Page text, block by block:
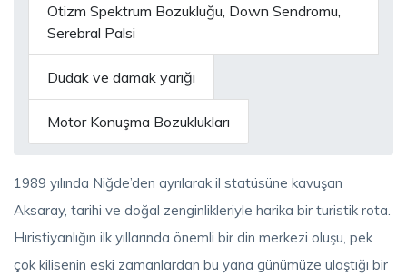
Otizm Spektrum Bozukluğu, Down Sendromu,
Serebral Palsi
Dudak ve damak yarığı
Motor Konuşma Bozuklukları
1989 yılında Niğde’den ayrılarak il statüsüne kavuşan
Aksaray, tarihi ve doğal zenginlikleriyle harika bir turistik rota.
Hıristiyanlığın ilk yıllarında önemli bir din merkezi oluşu, pek
çok kilisenin eski zamanlardan bu yana günümüze ulaştığı bir